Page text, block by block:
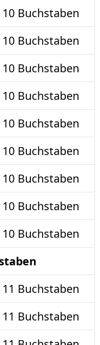
10 Buchstaben
10 Buchstaben
10 Buchstaben
10 Buchstaben
10 Buchstaben
10 Buchstaben
10 Buchstaben
10 Buchstaben
10 Buchstaben
11 Buchstaben
11 Buchstaben